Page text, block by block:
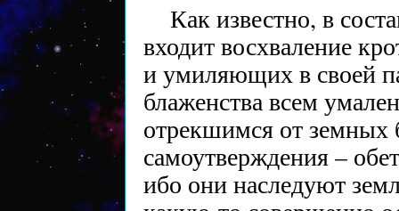
Как известно, в
входит восхваление
и умиляющих в своей
блаженства всем
отрекшимся от земных
самоутверждения –
ибо они наследуют